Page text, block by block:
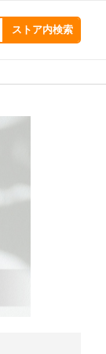
ストア内検索